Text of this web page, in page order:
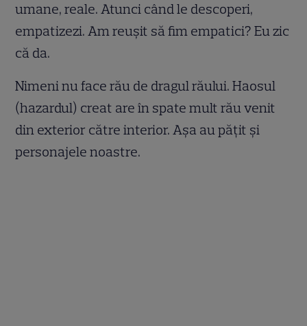
umane, reale. Atunci când le descoperi,
empatizezi. Am reușit să fim empatici? Eu zic
că da.
Nimeni nu face rău de dragul răului. Haosul
(hazardul) creat are în spate mult rău venit
din exterior către interior. Așa au pățit și
personajele noastre.